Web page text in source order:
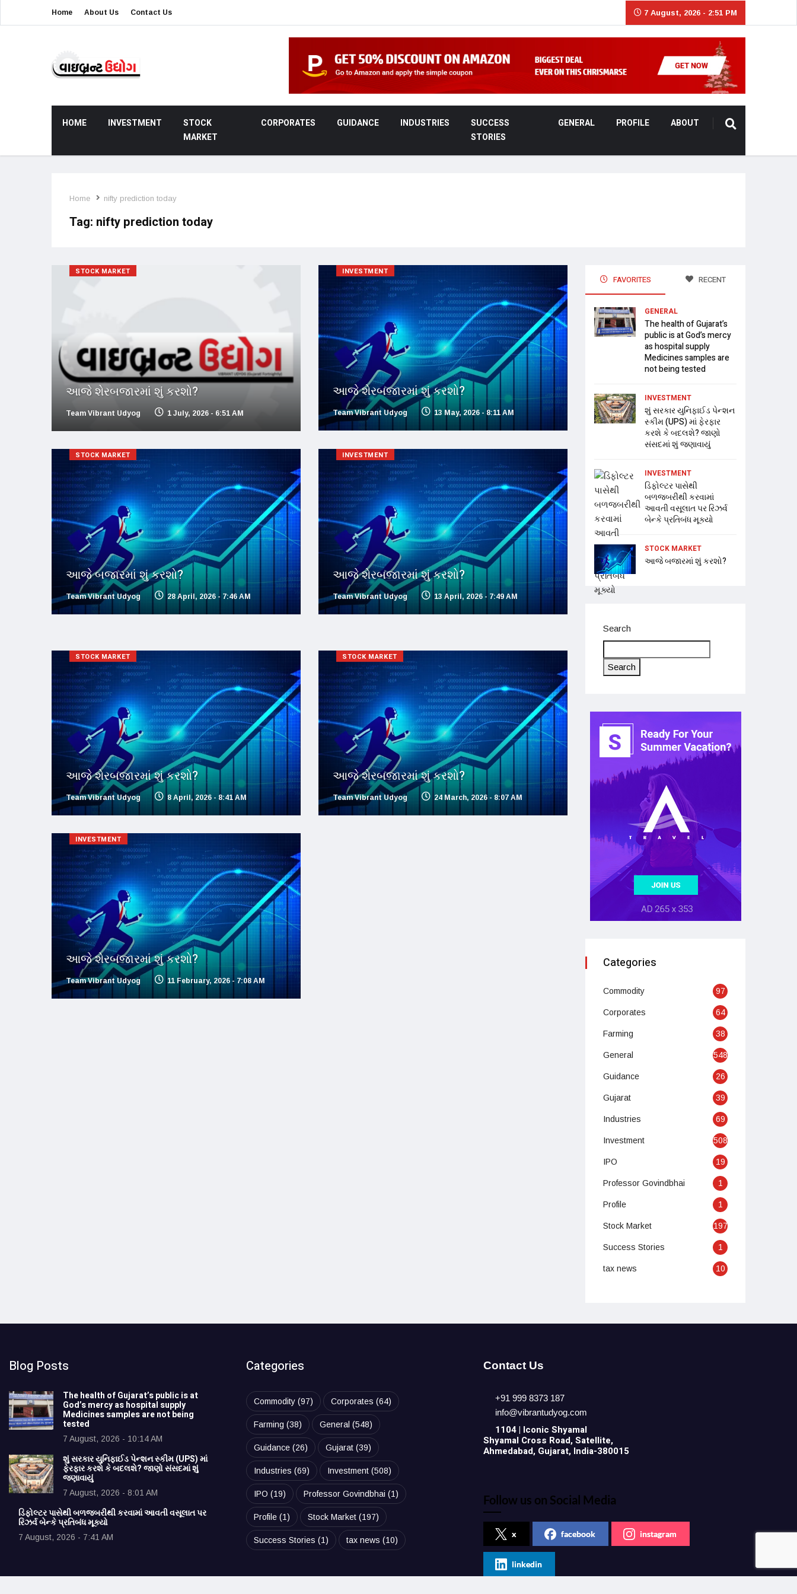
Home About Us Contact Us 7 August, 2026 - 2:51 PM
HOME INVESTMENT
STOCK
MARKET
CORPORATES GUIDANCE INDUSTRIES
SUCCESS
STORIES
GENERAL PROFILE ABOUT
Home nifty prediction today
Tag: nifty prediction today
STOCK MARKET
આજે શેરબજારમાં શું કરશો?
Team Vibrant Udyog 1 July, 2026 - 6:51 AM
INVESTMENT
આજે શેરબજારમાં શું કરશો?
Team Vibrant Udyog 13 May, 2026 - 8:11 AM
STOCK MARKET
આજે બજારમાં શું કરશો?
Team Vibrant Udyog 28 April, 2026 - 7:46 AM
INVESTMENT
આજે શેરબજારમાં શું કરશો?
Team Vibrant Udyog 13 April, 2026 - 7:49 AM
STOCK MARKET
આજે શેરબજારમાં શું કરશો?
Team Vibrant Udyog 8 April, 2026 - 8:41 AM
STOCK MARKET
આજે શેરબજારમાં શું કરશો?
Team Vibrant Udyog 24 March, 2026 - 8:07 AM
INVESTMENT
આજે શેરબજારમાં શું કરશો?
Team Vibrant Udyog 11 February, 2026 - 7:08 AM
FAVORITES RECENT
GENERAL
The health of Gujarat’s
public is at God’s mercy
as hospital supply
Medicines samples are
not being tested
INVESTMENT
શું સરકાર યુનિફાઈડ પેન્શન
સ્કીમ (UPS) માં ફેરફાર
કરશે કે બદલશે? જાણો
સંસદમાં શું જણાવાયું
INVESTMENT
ડિફોલ્ટર પાસેથી
બળજબરીથી કરવામાં
આવતી વસૂલાત પર રિઝર્વ
બેન્કે પ્રતિબંધ મૂક્યો
STOCK MARKET
આજે બજારમાં શું કરશો?
Search
Search
Categories
Commodity 97
Corporates 64
Farming 38
General 548
Guidance 26
Gujarat 39
Industries 69
Investment 508
IPO 19
Professor Govindbhai 1
Profile 1
Stock Market 197
Success Stories 1
tax news 10
Blog Posts
The health of Gujarat’s public is at
God’s mercy as hospital supply
Medicines samples are not being
tested
7 August, 2026 - 10:14 AM
શું સરકાર યુનિફાઈડ પેન્શન સ્કીમ (UPS) માં
ફેરફાર કરશે કે બદલશે? જાણો સંસદમાં શું
જણાવાયું
7 August, 2026 - 8:01 AM
ડિફોલ્ટર પાસેથી બળજબરીથી કરવામાં આવતી વસૂલાત પર
રિઝર્વ બેન્કે પ્રતિબંધ મૂક્યો
7 August, 2026 - 7:41 AM
Categories
Commodity(97) Corporates (64)
Farming (38) General (548)
Guidance(26) Gujarat(39)
Industries (69) Investment(508)
IPO (19) Professor Govindbhai (1)
Profile(1) Stock Market(197)
Success Stories (1) tax news (10)
Contact Us
+91 999 8373 187
info@vibrantudyog.com
1104 | Iconic Shyamal
Shyamal Cross Road, Satellite,
Ahmedabad, Gujarat, India-380015
Follow us on Social Media
x facebook instagram
linkedin